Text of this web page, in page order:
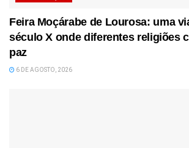
Feira Moçárabe de Lourosa: uma
século X onde diferentes religiões
paz
6 DE AGOSTO, 2026